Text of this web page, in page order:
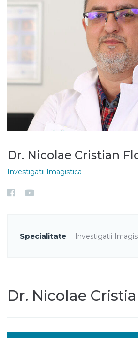
Dr. Nicolae Cristian
Investigatii Imagistica
Specialitate Investigatii
Dr. Nicolae